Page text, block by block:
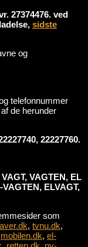
27374476. ved
sidste
og
telefonnummer
de herunder
22227760.
VAGTEN, EL
ELVAGT,
som
, tvnu.dk,
mobilen.dk, el-